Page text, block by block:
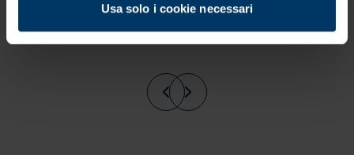
Usa solo i cookie necessari